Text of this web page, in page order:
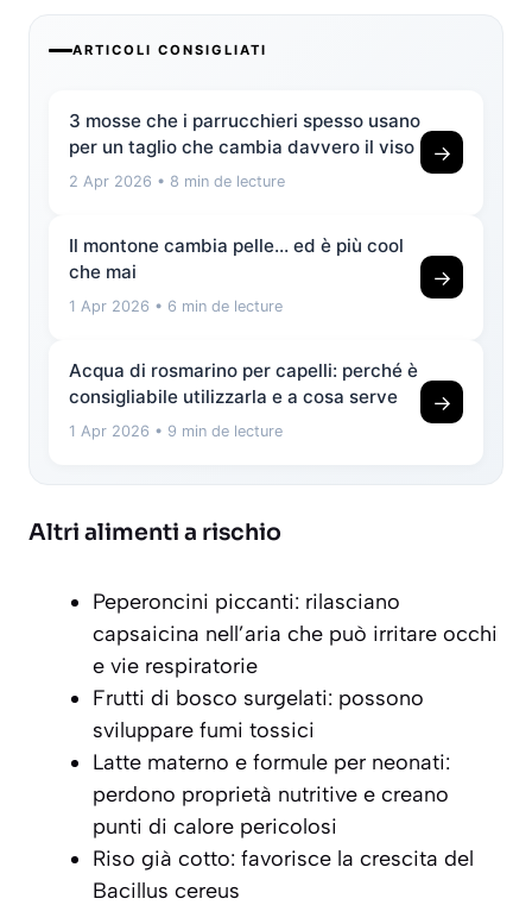
ARTICOLI CONSIGLIATI
3 mosse che i parrucchieri spesso usano
per un taglio che cambia davvero il viso
2 Apr 2026 • 8 min de lecture
→
Il montone cambia pelle… ed è più cool
che mai
1 Apr 2026 • 6 min de lecture
→
Acqua di rosmarino per capelli: perché è
consigliabile utilizzarla e a cosa serve
1 Apr 2026 • 9 min de lecture
→
Altri alimenti a rischio
Peperoncini piccanti: rilasciano
capsaicina nell’aria che può irritare occhi
e vie respiratorie
Frutti di bosco surgelati: possono
sviluppare fumi tossici
Latte materno e formule per neonati:
perdono proprietà nutritive e creano
punti di calore pericolosi
Riso già cotto: favorisce la crescita del
Bacillus cereus